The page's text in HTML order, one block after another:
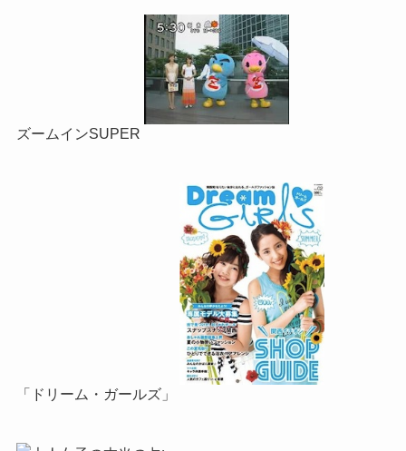
ズームインSUPER
「ドリーム・ガールズ」